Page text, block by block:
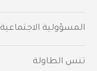
المسؤولية الاجتماعية
تنس الطاولة